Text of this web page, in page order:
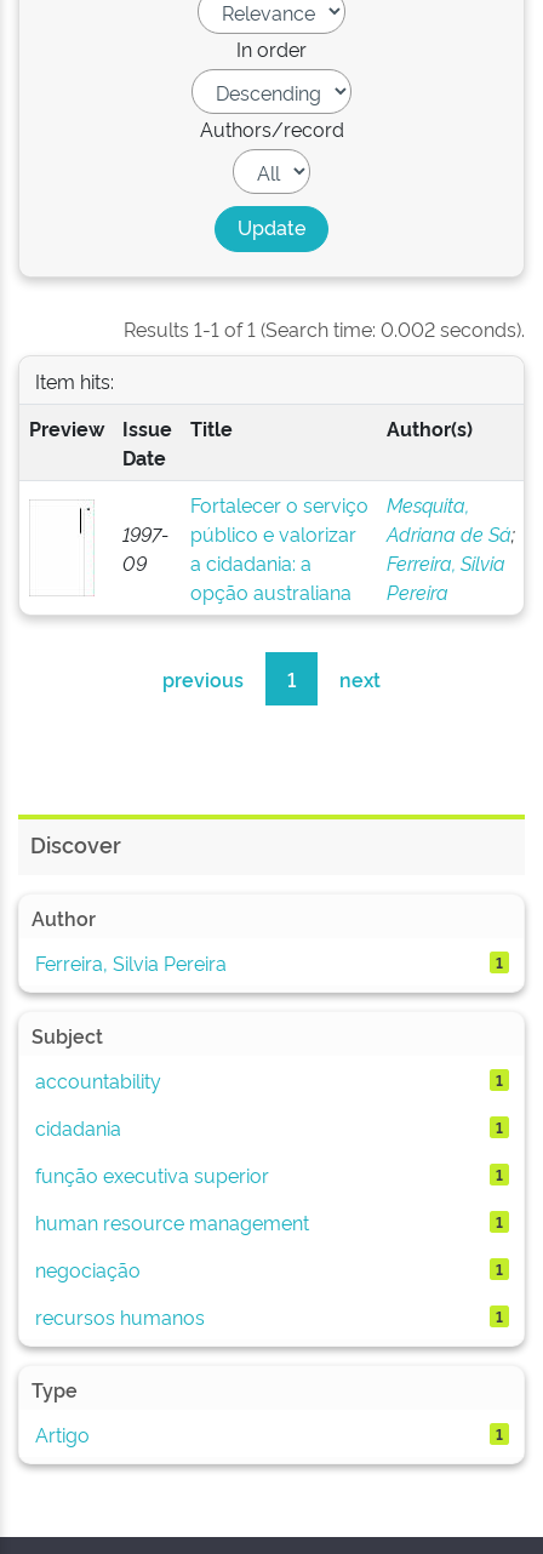
In order
Authors/record
Results 1-1 of 1 (Search time: 0.002 seconds).
Item hits:
Preview
Issue
Date
Title Author(s)
1997-
09
Fortalecer o serviço
público e valorizar
a cidadania: a
opção australiana
Mesquita,
Adriana de Sá;
Ferreira, Silvia
Pereira
previous 1 next
Discover
Author
Ferreira, Silvia Pereira
1
Subject
accountability
1
cidadania 1
função executiva superior 1
human resource management 1
negociação 1
recursos humanos 1
Type
Artigo
1